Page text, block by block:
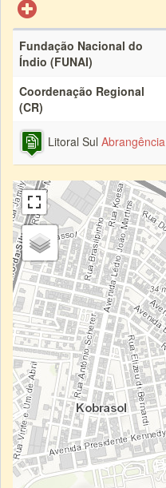
Fundação Nacional do
Índio (FUNAI)
Coordenação Regional
(CR)
Litoral Sul Abrangência